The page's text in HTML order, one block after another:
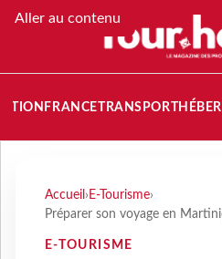
Aller au contenu
FRANCETRANSPORT
Accueil › E-Tourisme›
Préparer son voyage en
E-TOURISME